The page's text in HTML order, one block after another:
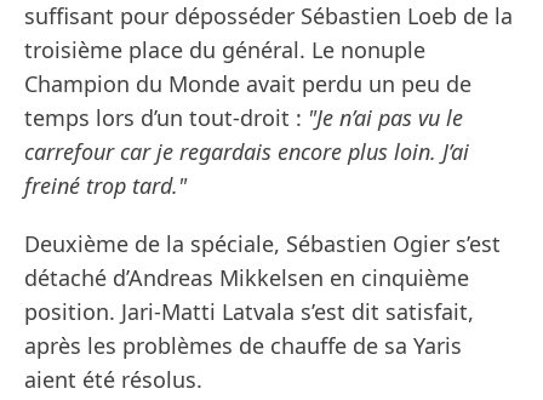
suffisant pour déposséder Sébastien Loeb de la
troisième place du général. Le nonuple
Champion du Monde avait perdu un peu de
temps lors d’un tout-droit : "Je n’ai pas vu le
carrefour car je regardais encore plus loin. J’ai
freiné trop tard."
Deuxième de la spéciale, Sébastien Ogier s’est
détaché d’Andreas Mikkelsen en cinquième
position. Jari-Matti Latvala s’est dit satisfait,
après les problèmes de chauffe de sa Yaris
aient été résolus.